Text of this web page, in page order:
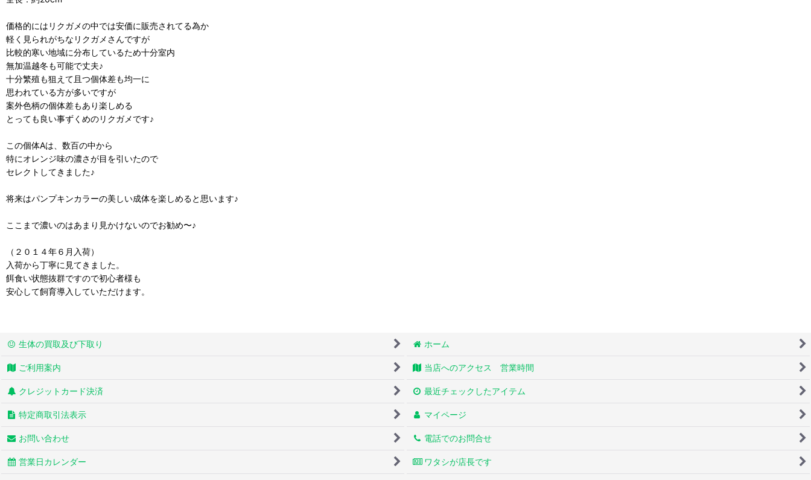
価格的にはリクガメの中では安価に販売されてる為か
軽く見られがちなリクガメさんですが
比較的寒い地域に分布しているため十分室内
無加温越冬も可能で丈夫♪
十分繁殖も狙えて且つ個体差も均一に
思われている方が多いですが
案外色柄の個体差もあり楽しめる
とっても良い事ずくめのリクガメです♪
この個体Aは、数百の中から
特にオレンジ味の濃さが目を引いたので
セレクトしてきました♪
将来はパンプキンカラーの美しい成体を楽しめると思います♪
ここまで濃いのはあまり見かけないのでお勧め〜♪
（２０１４年６月入荷）
入荷から丁寧に見てきました。
餌食い状態抜群ですので初心者様も
安心して飼育導入していただけます。
生体の買取及び下取り ホーム
ご利用案内 当店へのアクセス 営業時間
クレジットカード決済 最近チェックしたアイテム
特定商取引法表示 マイページ
お問い合わせ 電話でのお問合せ
営業日カレンダー ワタシが店長です